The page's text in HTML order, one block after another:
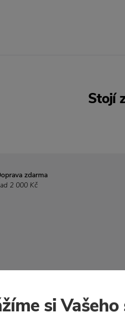
zdarma
2 000 Kč
Minia je určený pro menší
nechcete svěřit keramické
Stojí
si